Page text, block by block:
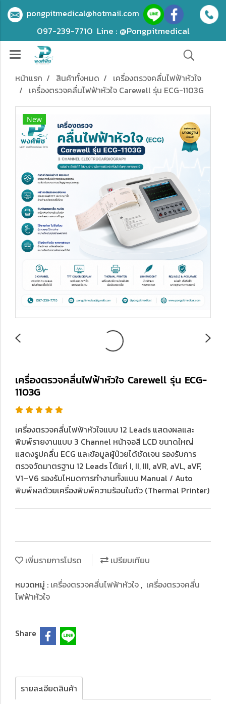
pongpitmedical@hotmail.com
097-239-7710 Line : @Pongpitmedical
หน้าแรก สินค้าทั้งหมด
เครื่องตรวจคลื่นไฟฟ้าหัวใจ
เครื่องตรวจคลื่นไฟฟ้าหัวใจ Carewell รุ่น ECG-1103G
New
เครื่องตรวจคลื่นไฟฟ้าหัวใจ Carewell รุ่น ECG-
1103G
เครื่องตรวจคลื่นไฟฟ้าหัวใจแบบ 12 Leads แสดงผลและ
พิมพ์รายงานแบบ 3 Channel หน้าจอสี LCD ขนาดใหญ่
แสดงรูปคลื่น ECG และข้อมูลผู้ป่วยได้ชัดเจน รองรับการ
ตรวจวัดมาตรฐาน 12 Leads ได้แก่ I, II, III, aVR, aVL, aVF,
V1–V6 รองรับโหมดการทำงานทั้งแบบ Manual / Auto
พิมพ์ผลด้วยเครื่องพิมพ์ความร้อนในตัว (Thermal Printer)
เพิ่มรายการโปรด
เปรียบเทียบ
หมวดหมู่ : เครื่องตรวจคลื่นไฟฟ้าหัวใจ , เครื่องตรวจคลื่น
ไฟ ฟ้าหัวใจ
Share
รายละเอียดสินค้า